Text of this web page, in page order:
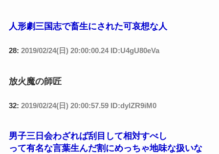
人形劇三国志で畜生にされた可哀想な人
28: 2019/02/24(日) 20:00:00.24 ID:U4gU80eVa
放火魔の師匠
32: 2019/02/24(日) 20:00:57.59 ID:dylZR9iM0
男子三日会わざれば刮目して相対すべし
って有名な言葉生んだ割にめっちゃ地味な扱いな